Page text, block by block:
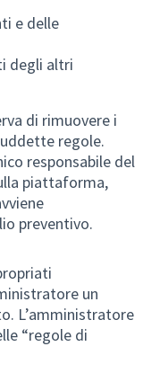
e delle
degli altri
di rimuovere i
regole.
responsabile del
piattaforma,
preventivo.
un
L’amministratore
“regole di